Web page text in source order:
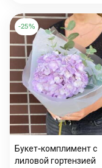
-25%
Букет-комплимент с
лиловой гортензией